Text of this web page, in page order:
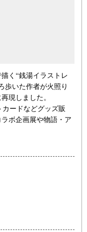
く“銭湯イラストレ
歩いた作者が火照り
現しました。
ードなどグッズ販
ボ企画展や物語・ア